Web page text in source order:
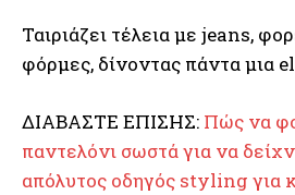
Ταιριάζει τέλεια με jeans,
φόρμες, δίνοντας πάντα μια
ΔΙΑΒΑΣΤΕ ΕΠΙΣΗΣ: Πώς να
παντελόνι σωστά για να
απόλυτος οδηγός styling για